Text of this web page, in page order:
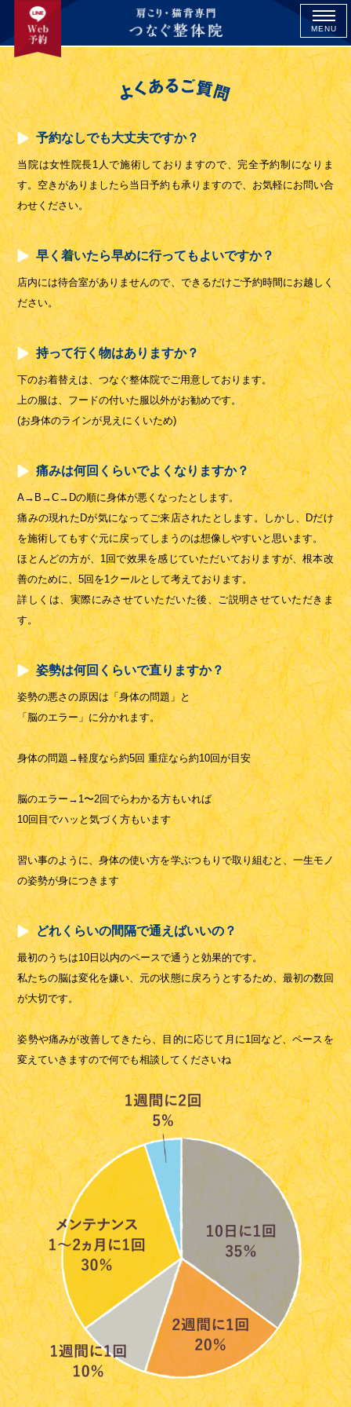
MENU
予約なしでも大丈夫ですか？
当院は女性院長1人で施術しておりますので、完全予約制になりま
す。空きがありましたら当日予約も承りますので、お気軽にお問い合
わせください。
早く着いたら早めに行ってもよいですか？
店内には待合室がありませんので、できるだけご予約時間にお越しく
ださい。
持って行く物はありますか？
下のお着替えは、つなぐ整体院でご用意しております。
上の服は、フードの付いた服以外がお勧めです。
(お身体のラインが見えにくいため)
痛みは何回くらいでよくなりますか？
A→B→C→Dの順に身体が悪くなったとします。
痛みの現れたDが気になってご来店されたとします。しかし、Dだけ
を施術してもすぐ元に戻ってしまうのは想像しやすいと思います。
ほとんどの方が、1回で效果を感じていただいておりますが、根本改
善のために、5回を1クールとして考えております。
詳しくは、実際にみさせていただいた後、ご説明させていただきま
す。
姿勢は何回くらいで直りますか？
姿勢の悪さの原因は「身体の問題」と
「脳のエラー」に分かれます。
身体の問題→軽度なら約5回 重症なら約10回が目安
脳のエラー→1〜2回でらわかる方もいれば
10回目でハッと気づく方もいます
習い事のように、身体の使い方を学ぶつもりで取り組むと、一生モノ
の姿勢が身につきます
どれくらいの間隔で通えばいいの？
最初のうちは10日以内のペースで通うと効果的です。
私たちの脳は変化を嫌い、元の状態に戻ろうとするため、最初の数回
が大切です。
姿勢や痛みが改善してきたら、目的に応じて月に1回など、ペースを
変えていきますので何でも相談してくださいね